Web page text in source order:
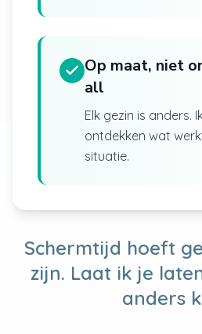
Op maat, niet
all
Elk gezin is anders.
ontdekken wat
situatie.
Schermtijd hoeft
zijn. Laat ik je
anders